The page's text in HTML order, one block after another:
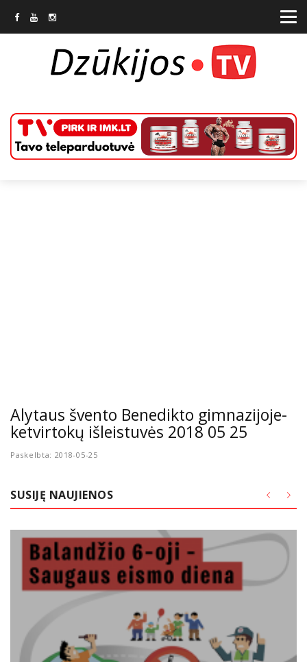
Alytaus švento Benedikto gimnazijoje-
ketvirtokų išleistuvės 2018 05 25
Paskelbta: 2018-05-25
SUSIJĘ NAUJIENOS